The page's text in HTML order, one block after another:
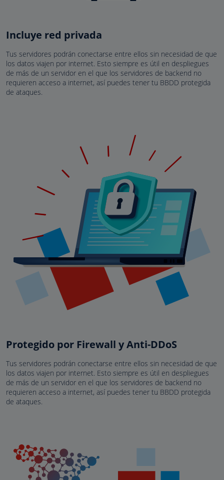
Incluye red privada
Tus servidores podrán conectarse entre ellos sin necesidad de que
los datos viajen por internet. Esto siempre es útil en despliegues
de más de un servidor en el que los servidores de backend no
requieren acceso a internet, así puedes tener tu BBDD protegida
de ataques.
Protegido por Firewall y Anti-DDoS
Tus servidores podrán conectarse entre ellos sin necesidad de que
los datos viajen por internet. Esto siempre es útil en despliegues
de más de un servidor en el que los servidores de backend no
requieren acceso a internet, así puedes tener tu BBDD protegida
de ataques.